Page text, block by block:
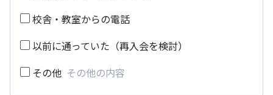
校舎・教室からの電話
以前に通っていた（再入会を検討）
その他